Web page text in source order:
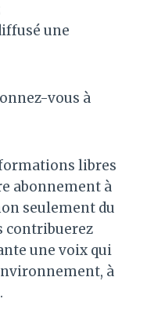
une
vous à
libres
abonnement à
seulement du
contribuerez
une voix qui
à